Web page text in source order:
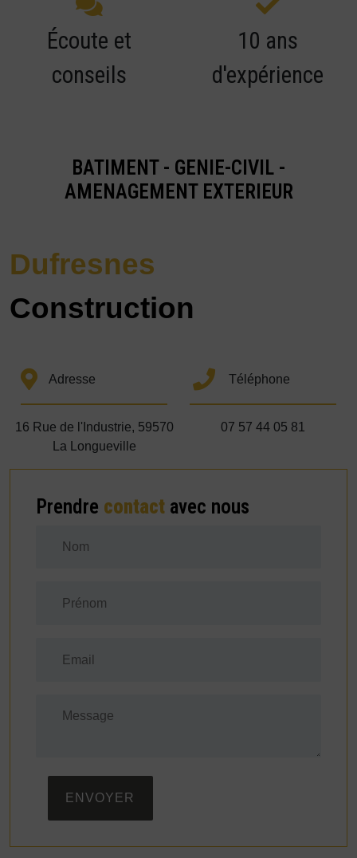
Écoute et
conseils
10 ans
d'expérience
BATIMENT - GENIE-CIVIL -
AMENAGEMENT EXTERIEUR
Dufresnes
Construction
Adresse
16 Rue de l'Industrie, 59570
La Longueville
Téléphone
07 57 44 05 81
Prendre contact avec nous
ENVOYER